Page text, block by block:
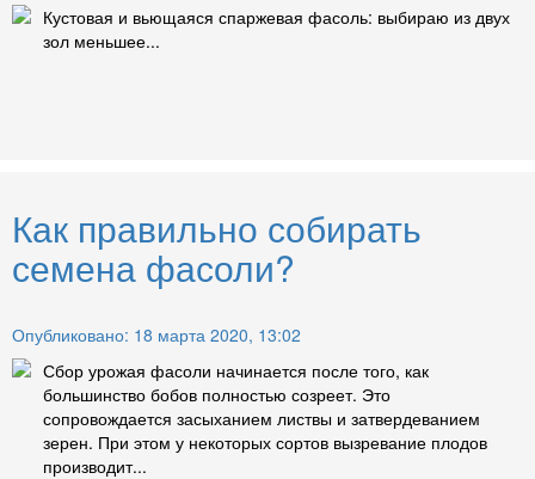
Кустовая и вьющаяся спаржевая фасоль: выбираю из двух
зол меньшее...
Как правильно собирать
семена фасоли?
Опубликовано: 18 марта 2020, 13:02
Сбор урожая фасоли начинается после того, как
большинство бобов полностью созреет. Это
сопровождается засыханием листвы и затвердеванием
зерен. При этом у некоторых сортов вызревание плодов
производит...